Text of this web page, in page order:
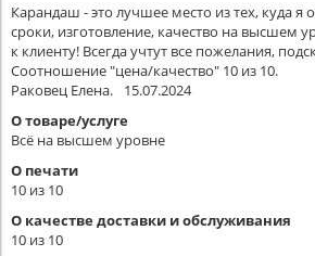
Карандаш - это лучшее место из тех, куда я
сроки, изготовление, качество на высшем
к клиенту! Всегда учтут все пожелания,
Соотношение "цена/качество" 10 из 10.
Раковец Елена.
15.07.2024
О товаре/услуге
Всё на высшем уровне
О печати
10 из 10
О качестве доставки и обслуживания
10 из 10